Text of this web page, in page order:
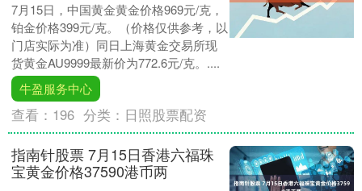
7月15日，中国黄金黄金价格969元/克，
铂金价格399元/克。（价格仅供参考，以
门店实际为准）同日上海黄金交易所现
货黄金AU9999最新价为772.6元/克。....
牛盈服务中心
查看： 196 分类： 日照股票配资
指南针股票 7月15日香港六福珠
宝黄金价格37590港币两